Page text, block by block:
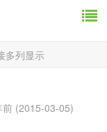
多列显示
前 (2015-03-05)